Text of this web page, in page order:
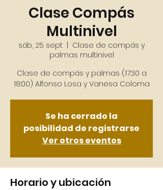
Clase Compás
Multinivel
sáb, 25 sept
  |
Clase de compás y
palmas multinivel
Clase de compás y palmas (17:30 a
18:00) Alfonso Losa y Vanesa Coloma
Se ha cerrado la
posibilidad de registrarse
Ver otros eventos
Horario y ubicación